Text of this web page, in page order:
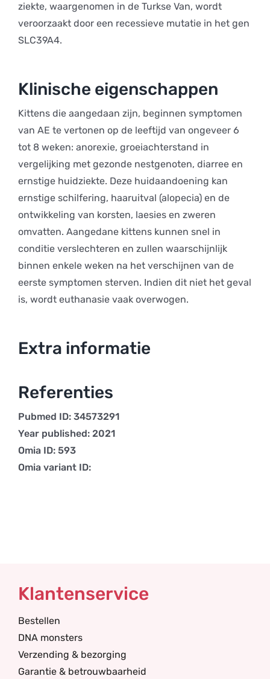
ziekte, waargenomen in de Turkse Van, wordt
veroorzaakt door een recessieve mutatie in het gen
SLC39A4.
Klinische eigenschappen
Kittens die aangedaan zijn, beginnen symptomen
van AE te vertonen op de leeftijd van ongeveer 6
tot 8 weken: anorexie, groeiachterstand in
vergelijking met gezonde nestgenoten, diarree en
ernstige huidziekte. Deze huidaandoening kan
ernstige schilfering, haaruitval (alopecia) en de
ontwikkeling van korsten, laesies en zweren
omvatten. Aangedane kittens kunnen snel in
conditie verslechteren en zullen waarschijnlijk
binnen enkele weken na het verschijnen van de
eerste symptomen sterven. Indien dit niet het geval
is, wordt euthanasie vaak overwogen.
Extra informatie
Referenties
Pubmed ID: 34573291
Year published: 2021
Omia ID: 593
Omia variant ID:
Klantenservice
Bestellen
DNA monsters
Verzending & bezorging
Garantie & betrouwbaarheid